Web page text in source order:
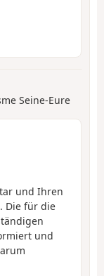
Seine-Eure
und Ihren
Die für die
und